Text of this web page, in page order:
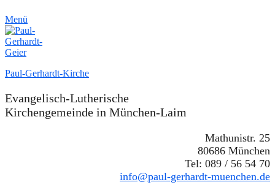
Menü
Paul-Gerhardt-Kirche
Evangelisch-Lutherische
Kirchengemeinde in München-Laim
Mathunistr. 25
80686 München
Tel: 089 / 56 54 70
info@paul-gerhardt-muenchen.de